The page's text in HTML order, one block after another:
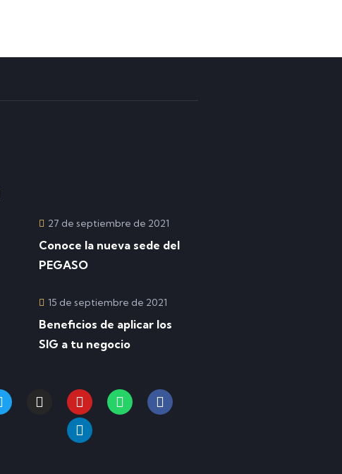
27 de septiembre de 2021
Conoce la nueva sede del
PEGASO
15 de septiembre de 2021
Beneficios de aplicar los
SIG a tu negocio